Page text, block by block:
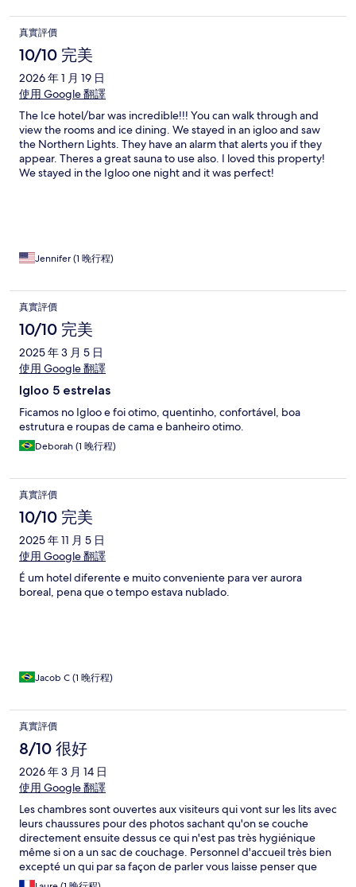
真實評價
10/10 完美
2026 年 1 月 19 日
使用 Google 翻譯
The Ice hotel/bar was incredible!!! You can walk through and
view the rooms and ice dining. We stayed in an igloo and saw
the Northern Lights. They have an alarm that alerts you if they
appear. Theres a great sauna to use also. I loved this property!
We stayed in the Igloo one night and it was perfect!
Jennifer (1 晚行程)
真實評價
10/10 完美
2025 年 3 月 5 日
使用 Google 翻譯
Igloo 5 estrelas
Ficamos no Igloo e foi otimo, quentinho, confortável, boa
estrutura e roupas de cama e banheiro otimo.
Deborah (1 晚行程)
真實評價
10/10 完美
2025 年 11 月 5 日
使用 Google 翻譯
É um hotel diferente e muito conveniente para ver aurora
boreal, pena que o tempo estava nublado.
Jacob C (1 晚行程)
真實評價
8/10 很好
2026 年 3 月 14 日
使用 Google 翻譯
Les chambres sont ouvertes aux visiteurs qui vont sur les lits avec
leurs chaussures pour des photos sachant qu'on se couche
directement ensuite dessus ce qui n'est pas très hygiénique
même si on a un sac de couchage. Personnel d'accueil très bien
excepté un qui par sa façon de parler vous laisse penser que
vous dérangez.